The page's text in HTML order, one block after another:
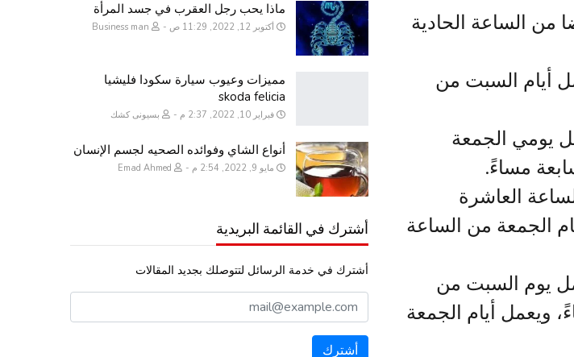
من الساعة الحادية
أيام السبت من
يومي الجمعة
مساءً.
العاشرة
الجمعة من الساعة
يوم السبت من
ويعمل أيام الجمعة
ماذا يحب رجل العقرب في جسد المرأة
أكتوبر 12, 2022, 11:29 ص
مميزات وعيوب سيارة سكودا فليشيا
skoda felicia
فبراير 10, 2022, 2:37 م بسيونى كشك
أنواع الشاي وفوائده الصحيه لجسم الإنسان
مايو 9, 2022, 2:54 م
أشترك في القائمة البريدية
أشترك في خدمة الرسائل لتتوصلك بجديد المقالات